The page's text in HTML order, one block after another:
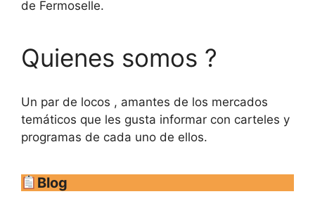
de Fermoselle.
Quienes somos ?
Un par de locos , amantes de los mercados
temáticos que les gusta informar con carteles y
programas de cada uno de ellos.
Blog